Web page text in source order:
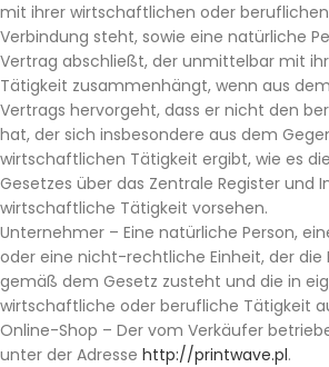
mit ihrer wirtschaftlichen oder
Verbindung steht, sowie eine natürliche
Vertrag abschließt, der unmittelbar mit
Tätigkeit zusammenhängt, wenn aus
Vertrags hervorgeht, dass er nicht den
hat, der sich insbesondere aus dem
wirtschaftlichen Tätigkeit ergibt, wie es
Gesetzes über das Zentrale Register und
wirtschaftliche Tätigkeit vorsehen.
Unternehmer – Eine natürliche Person,
oder eine nicht-rechtliche Einheit, der die
gemäß dem Gesetz zusteht und die in
wirtschaftliche oder berufliche Tätigkeit
Online-Shop – Der vom Verkäufer
unter der Adresse http://printwave.pl.